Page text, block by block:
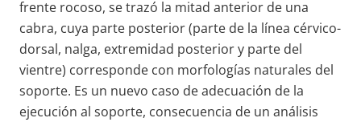
frente rocoso, se trazó la mitad anterior de una
cabra, cuya parte posterior (parte de la línea cérvico-
dorsal, nalga, extremidad posterior y parte del
vientre) corresponde con morfologías naturales del
soporte. Es un nuevo caso de adecuación de la
ejecución al soporte, consecuencia de un análisis